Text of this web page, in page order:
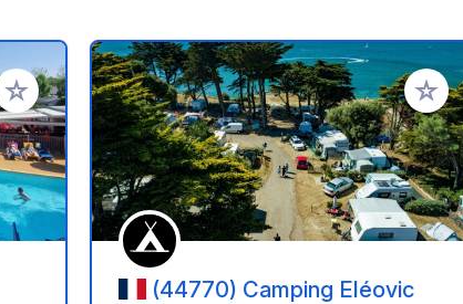
to your favorites Add
(44770) Camping Eléovic